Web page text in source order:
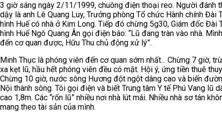
3 giờ sáng ngày 2/11/1999, chuông điện thoại reo. Người đánh
dậy là anh Lê Quang Luy, Trưởng phòng Tổ chức Hành chính Đài
hình Huế có nhà ở Kim Long. Tiếp đó chừng 5g30, Giám đốc Đài
hình Huế Ngô Quang Ân gọi điện báo: “Lũ đang tràn vào nhà.
đến cơ quan được, Hữu Thu chủ động xử lý”.
Minh Thục là phóng viên đến cơ quan sớm nhất... Chừng 7 giờ,
xa kẹt lũ, hầu hết phóng viên đều có mặt. Hội ý, ứng tiền thuê
Chừng 10 giờ, nước sông Hương đột ngột dâng cao và biến
Nội thành sông. Tôi gọi điện và biết Trung tâm Y tế Phú Vang lũ
cao 1,8m. Các “rốn lũ” nhiều nơi nhà lút mái. Nhiều nhà sơ tán
mang theo tài sản của mình.